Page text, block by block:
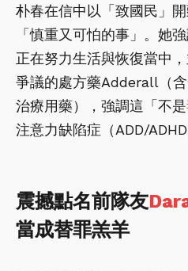
朴春在信中以「致國民」
「慎重又可怕的事」。她
正在努力生活與恢復當中
爭議的處方藥Adderall（
治療用藥），強調這「不是
注意力缺陷症（ADD/ADHD
震撼點名前隊友
當成替罪羔羊